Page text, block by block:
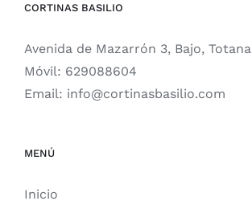
CORTINAS BASILIO
Avenida de Mazarrón 3, Bajo, Totana
Móvil: 629088604
Email: info@cortinasbasilio.com
MENÚ
Inicio